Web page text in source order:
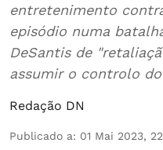
entretenimento
episódio numa
DeSantis de
assumir o controlo
Redação DN
Publicado a: 01 Mai 2023,